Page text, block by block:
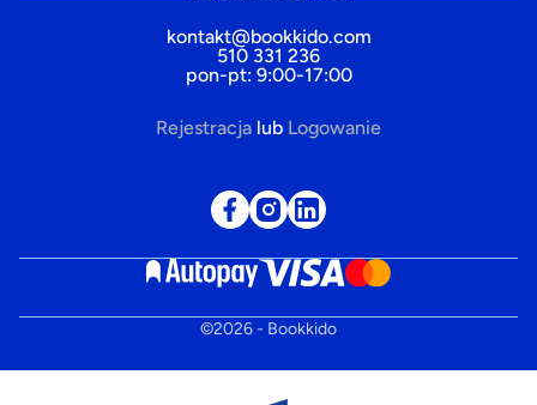
kontakt@bookkido.com
510 331 236
pon-pt: 9:00-17:00
Rejestracja lub Logowanie
©2026- Bookkido